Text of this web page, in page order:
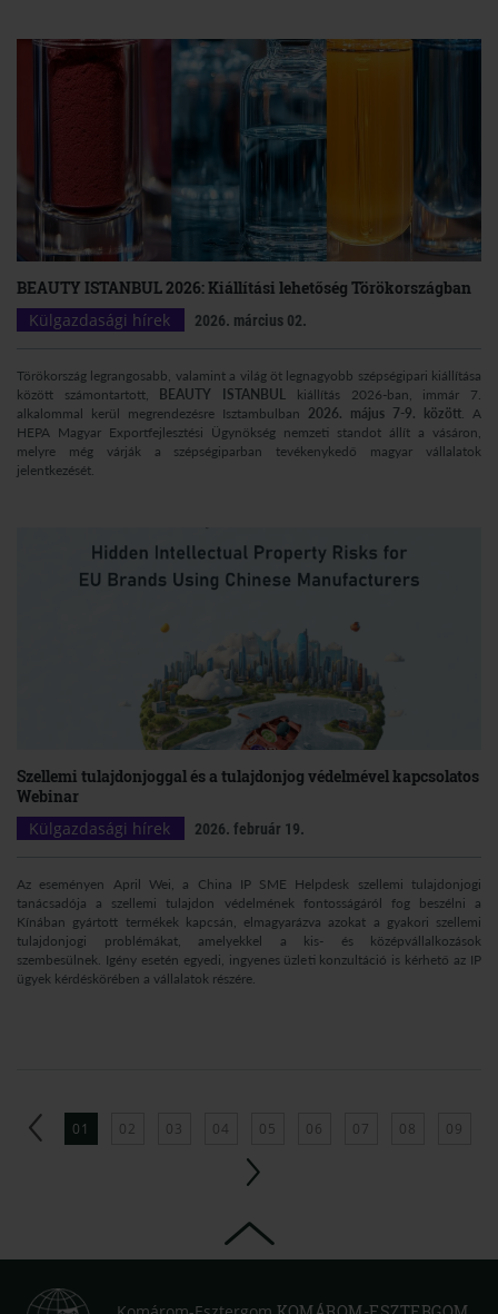
BEAUTY ISTANBUL 2026: Kiállítási lehetőség Törökországban
Külgazdasági hírek
2026. március 02.
Törökország legrangosabb, valamint a világ öt legnagyobb szépségipari kiállítása
között számontartott,
BEAUTY ISTANBUL kiállítás 2026-ban, immár 7.
alkalommal kerül megrendezésre Isztambulban 2026. május 7-9. között. A
HEPA Magyar Exportfejlesztési Ügynökség nemzeti standot állít a vásáron,
melyre még várják a szépségiparban tevékenykedő magyar vállalatok
jelentkezését.
Szellemi tulajdonjoggal és a tulajdonjog védelmével kapcsolatos
Webinar
Külgazdasági hírek
2026. február 19.
Az eseményen April Wei, a China IP SME Helpdesk szellemi tulajdonjogi
tanácsadója a szellemi tulajdon védelmének fontosságáról fog beszélni a
Kínában gyártott termékek kapcsán, elmagyarázva azokat a gyakori szellemi
tulajdonjogi problémákat, amelyekkel a kis- és középvállalkozások
szembesülnek. Igény esetén egyedi, ingyenes üzleti konzultáció is kérhető az IP
ügyek kérdéskörében a vállalatok részére.
01 02 03 04 05 06 07 08 09